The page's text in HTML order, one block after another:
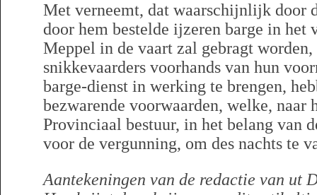
Met verneemt, dat waarschijnlijk door
door hem bestelde ijzeren barge in het
Meppel in de vaart zal gebragt worden,
snikkevaarders voorhands van hun
barge-dienst in werking te brengen,
bezwarende voorwaarden, welke, naar
Provinciaal bestuur, in het belang van
voor de vergunning, om des nachts te
Aantekeningen van de redactie van ut